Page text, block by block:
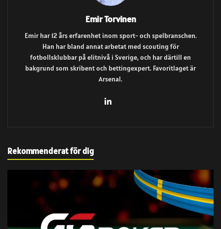
Emir Torvinen
Emir har 12 års erfarenhet inom sport- och spelbranschen.
Han har bland annat arbetat med scouting för
fotbollsklubbar på elitnivå i Sverige, och har därtill en
bakgrund som skribent och bettingexpert. Favoritlaget är
Arsenal.
Rekommenderat för dig